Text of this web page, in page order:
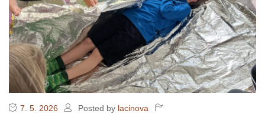
7. 5. 2026 Posted by lacinova